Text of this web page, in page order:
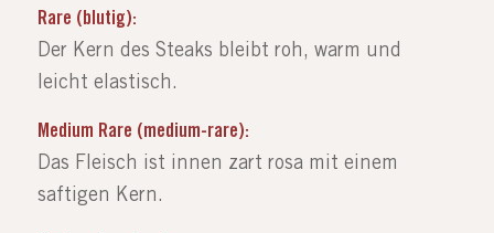
Rare (blutig):
Der Kern des Steaks bleibt roh, warm und
leicht elastisch.
Medium Rare (medium-rare):
Das Fleisch ist innen zart rosa mit einem
saftigen Kern.